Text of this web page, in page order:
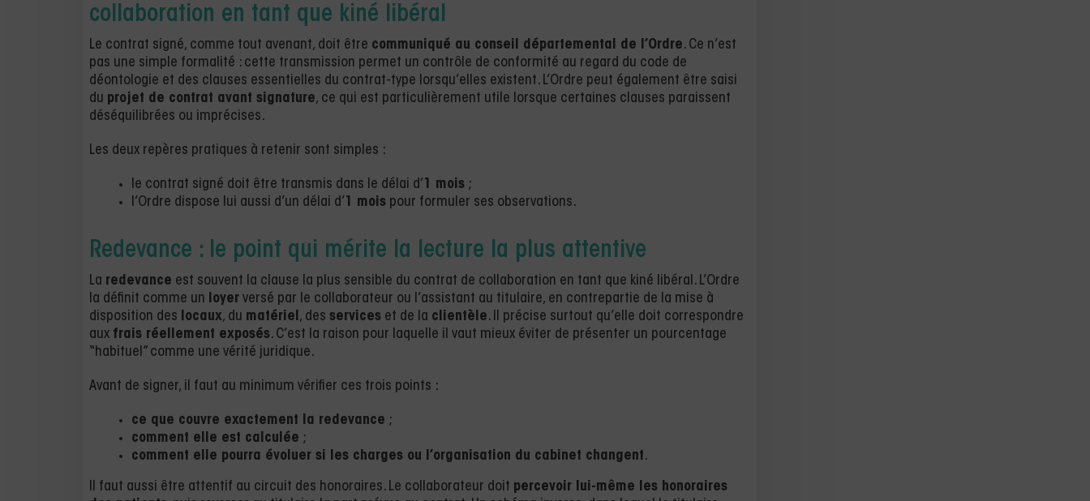
collaboration en tant que kiné libéral
Le contrat signé, comme tout avenant, doit être communiqué au conseil départemental de l’Ordre. Ce n’est
pas une simple formalité : cette transmission permet un contrôle de conformité au regard du code de
déontologie et des clauses essentielles du contrat-type lorsqu’elles existent. L’Ordre peut également être saisi
du projet de contrat avant signature, ce qui est particulièrement utile lorsque certaines clauses paraissent
déséquilibrées ou imprécises.
Les deux repères pratiques à retenir sont simples :
le contrat signé doit être transmis dans le délai d’ 1 mois ;
l’Ordre dispose lui aussi d’un délai d’ 1 mois pour formuler ses observations.
Redevance : le point qui mérite la lecture la plus attentive
La redevance est souvent la clause la plus sensible du contrat de collaboration en tant que kiné libéral. L’Ordre
la définit comme un loyer versé par le collaborateur ou l’assistant au titulaire, en contrepartie de la mise à
disposition des locaux, du matériel, des services et de la clientèle. Il précise surtout qu’elle doit correspondre
aux frais réellement exposés. C’est la raison pour laquelle il vaut mieux éviter de présenter un pourcentage
“habituel” comme une vérité juridique.
Avant de signer, il faut au minimum vérifier ces trois points :
ce que couvre exactement la redevance ;
comment elle est calculée ;
comment elle pourra évoluer si les charges ou l’organisation du cabinet changent.
Il faut aussi être attentif au circuit des honoraires. Le collaborateur doit percevoir lui-même les honoraires